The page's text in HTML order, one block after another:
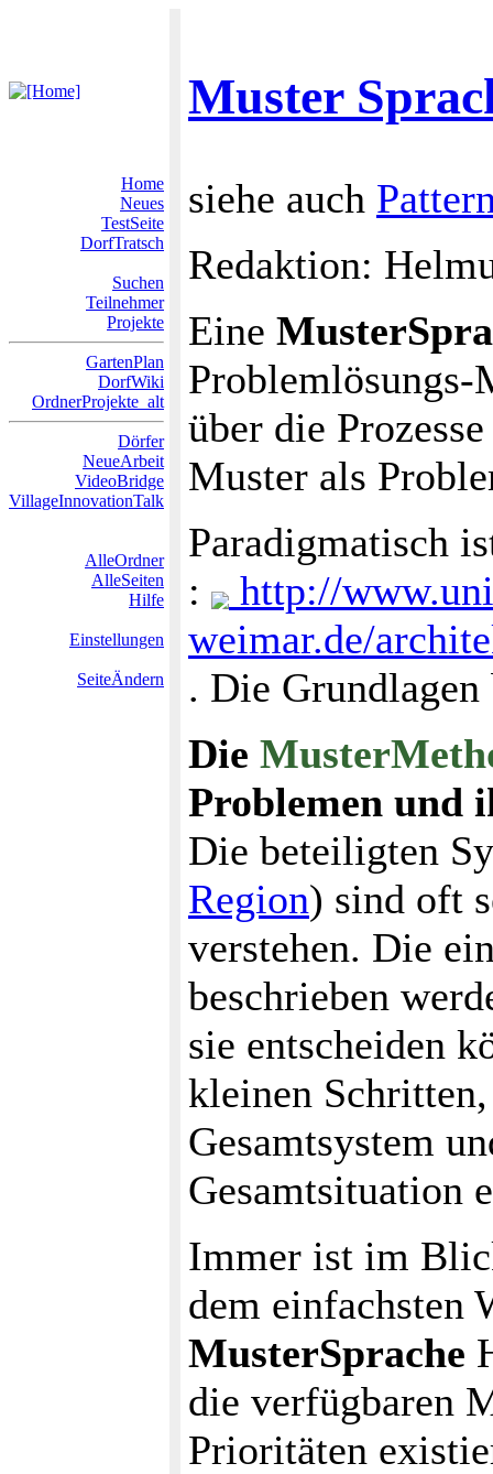
Muster
Home
Neues
TestSeite
DorfTratsch
Suchen
Teilnehmer
Projekte
GartenPlan
DorfWiki
OrdnerProjekte_alt
Dörfer
NeueArbeit
VideoBridge
VillageInnovationTalk
AlleOrdner
AlleSeiten
Hilfe
Einstellungen
SeiteÄndern
siehe auch
Redaktion:
Eine
Problemlösungs-
über die
Muster als
Paradigmatisch
:
http://
weimar.de/
. Die
Die
Problemen und
Die beteiligten
Region) sind oft
verstehen. Die
beschrieben
sie entscheiden
kleinen
Gesamtsystem
Gesamtsituation
Immer ist im
dem einfachsten
MusterSprache
die verfügbaren
Prioritäten